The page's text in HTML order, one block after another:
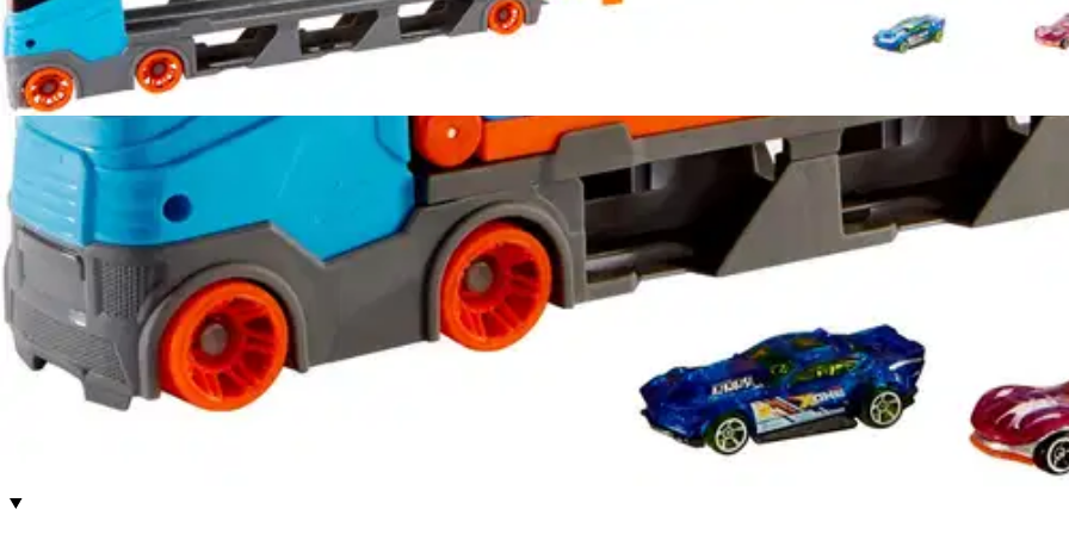
Verkkokaupan hinta
Valitse toimitustapa
Nouto myymälästä
Ei saatavilla
Ilmainen toimitus yli 100 €:n tilauksille Postin pakettiautomaattiin tai
Etu ei koske Suuri‑lisäpalvelulla toimitettavia tuotteita.
Tarkista myymäläsaatavuus